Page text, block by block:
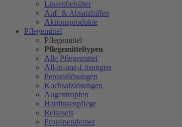
Linsenbehälter
Auf- & Absatzhilfen
Aktionsprodukte
Pflegemittel
Pflegemittel
Pflegemitteltypen
Alle Pflegemittel
All-in-one-Lösungen
Peroxidlösungen
Kochsalzlösungen
Augentropfen
Hartlinsenpflege
Reisesets
Proteinentferner